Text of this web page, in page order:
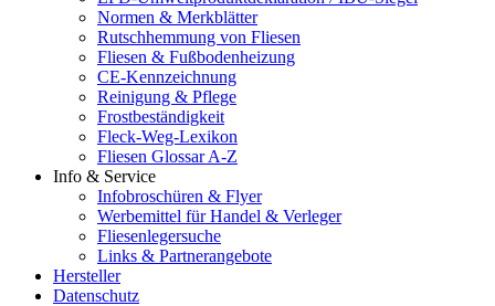
Normen & Merkblätter
Rutschhemmung von Fliesen
Fliesen & Fußbodenheizung
CE-Kennzeichnung
Reinigung & Pflege
Frostbeständigkeit
Fleck-Weg-Lexikon
Fliesen Glossar A-Z
Info & Service
Infobroschüren & Flyer
Werbemittel für Handel & Verleger
Fliesenlegersuche
Links & Partnerangebote
Hersteller
Datenschutz